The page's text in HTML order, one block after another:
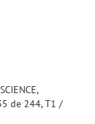
de 244, T1 /